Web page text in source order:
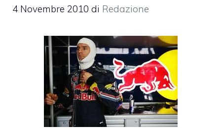
4 Novembre 2010 di Redazione